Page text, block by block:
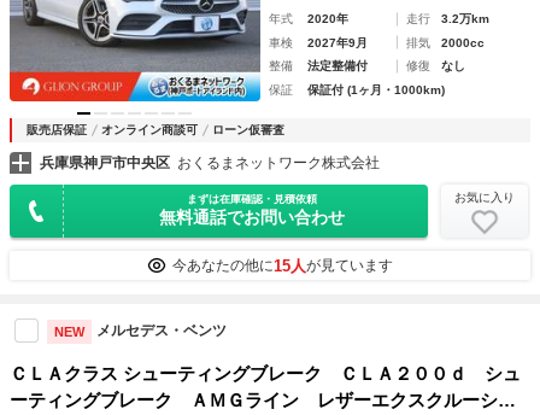
年式 2020年 走行
3.2万km
車検
2027年9月 排気
2000cc
整備
法定整備付 修復
なし
保証
保証付 (1ヶ月・1000km)
販売店保証 オンライン商談可 ローン仮審査
兵庫県神戸市中央区 おくるまネットワーク株式会社
まずは在庫確認・見積依頼
無料通話でお問い合わせ
お気に入り
今あなたの他に15人が見ています
NEW メルセデス・ベンツ
ＣＬＡクラス シューティングブレーク ＣＬＡ２００ｄ シュ
ーティングブレーク ＡＭＧライン レザーエクスクルーシ